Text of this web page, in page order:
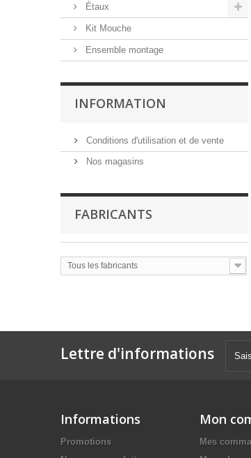
Étaux
Kit Mouche
Ensemble montage
INFORMATION
Conditions d'utilisation et de vente
Nos magasins
FABRICANTS
Tous les fabricants
Lettre d'informations
Informations
Promotions
Mon
Mes